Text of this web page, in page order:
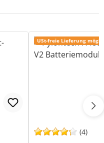
USt-freie Lieferung
(4)